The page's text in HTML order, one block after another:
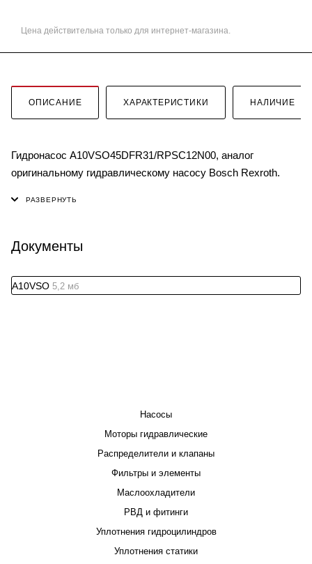
Цена действительна только для интернет-магазина.
ОПИСАНИЕ ХАРАКТЕРИСТИКИ НАЛИЧИЕ
Гидронасос A10VSO45DFR31/RPSC12N00, аналог
оригинальному гидравлическому насосу Bosch Rexroth.
Документы
A10VSO 5,2 мб
Насосы
Моторы гидравлические
Распределители и клапаны
Фильтры и элементы
Маслоохладители
РВД и фитинги
Уплотнения гидроцилиндров
Уплотнения статики